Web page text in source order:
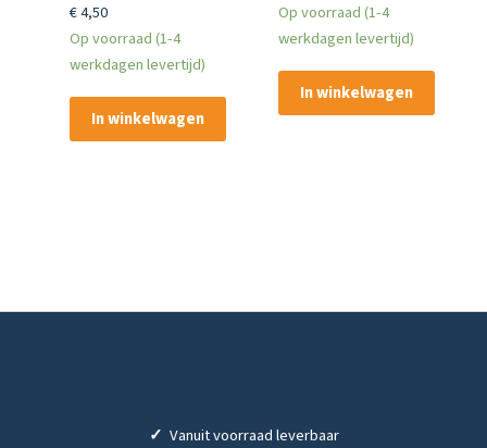
€4,50
Op voorraad (1-4
werkdagen levertijd)
In winkelwagen
Op voorraad (1-4
werkdagen levertijd)
In winkelwagen
✓ Vanuit voorraad leverbaar